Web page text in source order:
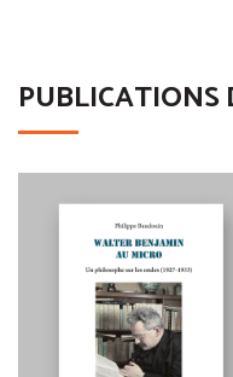
PUBLICATIONS